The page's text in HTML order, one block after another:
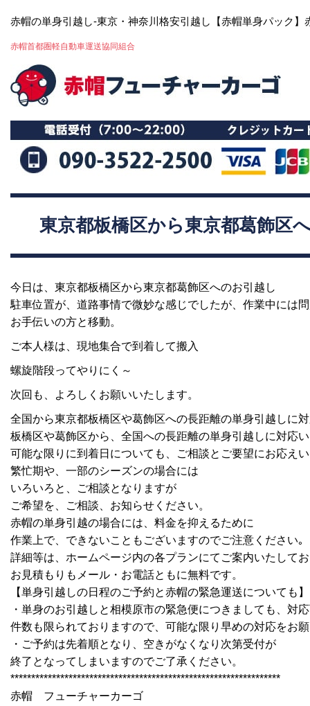
赤帽の単身引越し-東京・神奈川格安引越し【赤帽単身パック】
赤帽首都圏軽自動車運送協同組合
東京都板橋区から東京都葛飾区
今日は、東京都板橋区から東京都葛飾区へのお引越し
駐車位置が、道路事情で微妙な感じでしたが、作業中には
お手伝いの方と移動。
ご本人様は、現地集合で到着して搬入
螺旋階段ってやりにく～
次回も、よろしくお願いいたします。
全国から東京都板橋区や葛飾区への長距離の単身引越しに
板橋区や葛飾区から、全国への長距離の単身引越しに対応
可能な限りに到着日についても、ご相談とご要望にお応え
繁忙期や、一部のシーズンの場合には
いろいろと、ご相談となりますが
ご希望を、ご相談、お知らせください。
赤帽の単身引越の場合には、料金を抑えるために
作業上で、できないこともございますのでご注意ください｡
詳細等は、ホームページ内の各プランにてご案内いたして
お見積もりもメール・お電話ともに無料です。
【単身引越しの日程のご予約と赤帽の緊急運送についても】
・単身のお引越しと相模原市の緊急便につきましても、対
件数も限られておりますので、可能な限り早めの対応をお
・ご予約は先着順となり、空きがなくなり次第受付が
終了となってしまいますのでご了承ください。
*****************************************************************
赤帽 フューチャーカーゴ